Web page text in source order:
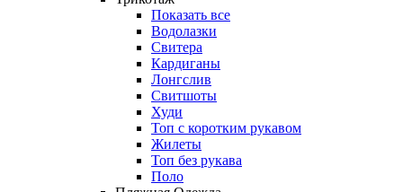
Показать все
Водолазки
Свитера
Кардиганы
Лонгслив
Свитшоты
Худи
Топ с коротким рукавом
Жилеты
Топ без рукава
Поло